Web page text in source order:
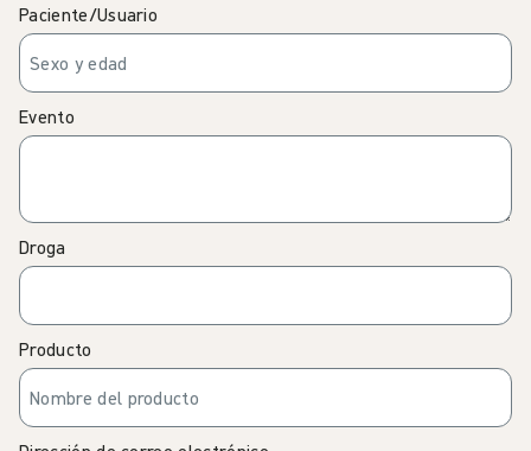
Paciente/Usuario
Evento
Droga
Producto